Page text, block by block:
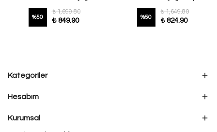
%50
₺ 1,699.80
₺ 849.90 %50
₺ 1,649.80
₺ 824.90
Kategoriler
Hesabım
Kurumsal